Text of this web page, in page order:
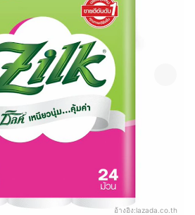
อ้างอิง:lazada.co.th